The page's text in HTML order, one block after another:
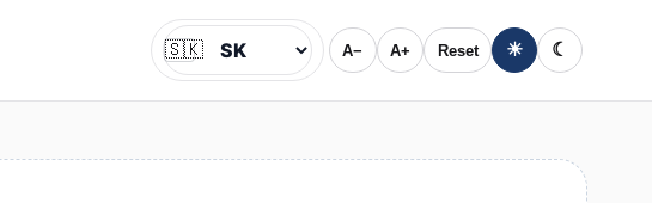
Jazyk
🇸🇰 A− A+ Reset ☀ ☾